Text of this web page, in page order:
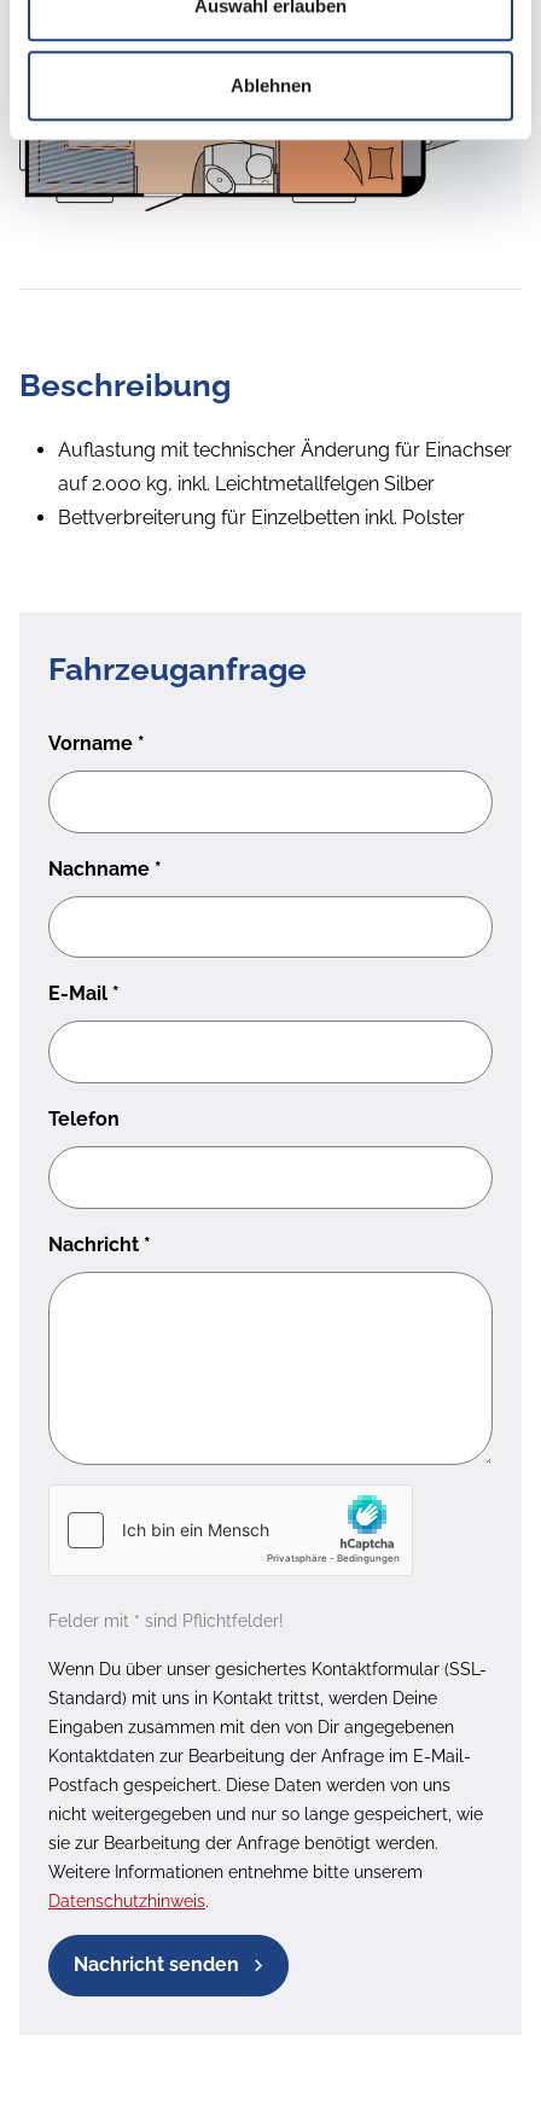
Auswahl erlauben
Ablehnen
Beschreibung
Auflastung mit technischer Änderung für Einachser
auf 2.000 kg, inkl. Leichtmetallfelgen Silber
Bettverbreiterung für Einzelbetten inkl. Polster
Fahrzeuganfrage
Vorname *
Nachname *
E-Mail *
Telefon
Nachricht *
Felder mit * sind Pflichtfelder!
Wenn Du über unser gesichertes Kontaktformular (SSL-
Standard) mit uns in Kontakt trittst, werden Deine
Eingaben zusammen mit den von Dir angegebenen
Kontaktdaten zur Bearbeitung der Anfrage im E-Mail-
Postfach gespeichert. Diese Daten werden von uns
nicht weitergegeben und nur so lange gespeichert, wie
sie zur Bearbeitung der Anfrage benötigt werden.
Weitere Informationen entnehme bitte unserem
Datenschutzhinweis.
Nachricht senden